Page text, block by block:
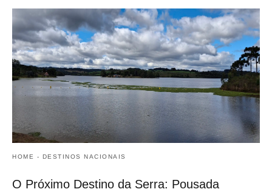
HOME - DESTINOS NACIONAIS
O Próximo Destino da Serra: Pousada